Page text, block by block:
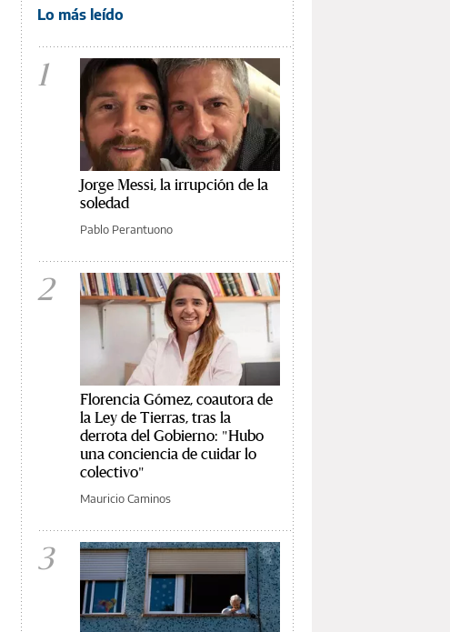
Lo más leído
1
Jorge Messi, la irrupción de la
soledad
Pablo Perantuono
2
Florencia Gómez, coautora de
la Ley de Tierras, tras la
derrota del Gobierno: "Hubo
una conciencia de cuidar lo
colectivo"
Mauricio Caminos
3